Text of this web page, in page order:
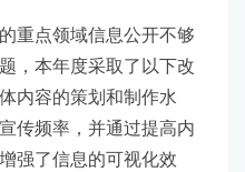
点领域信息公开不够
，本年度采取了以下改
内容的策划和制作水
传频率，并通过提高内
强了信息的可视化效